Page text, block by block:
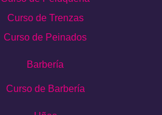
Curso de Trenzas
Curso de Peinados
Barbería
Curso de Barbería